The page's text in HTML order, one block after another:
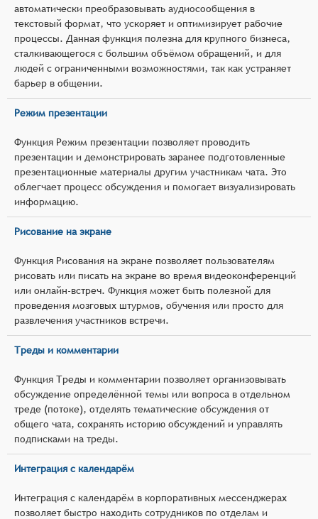
автоматически преобразовывать аудиосообщения в
текстовый формат, что ускоряет и оптимизирует рабочие
процессы. Данная функция полезна для крупного бизнеса,
сталкивающегося с большим объёмом обращений, и для
людей с ограниченными возможностями, так как устраняет
барьер в общении.
Режим презентации
Функция Режим презентации позволяет проводить
презентации и демонстрировать заранее подготовленные
презентационные материалы другим участникам чата. Это
облегчает процесс обсуждения и помогает визуализировать
информацию.
Рисование на экране
Функция Рисования на экране позволяет пользователям
рисовать или писать на экране во время видеоконференций
или онлайн-встреч. Функция может быть полезной для
проведения мозговых штурмов, обучения или просто для
развлечения участников встречи.
Треды и комментарии
Функция Треды и комментарии позволяет организовывать
обсуждение определённой темы или вопроса в отдельном
треде (потоке), отделять тематические обсуждения от
общего чата, сохранять историю обсуждений и управлять
подписками на треды.
Интеграция с календарём
Интеграция с календарём в корпоративных мессенджерах
позволяет быстро находить сотрудников по отделам и